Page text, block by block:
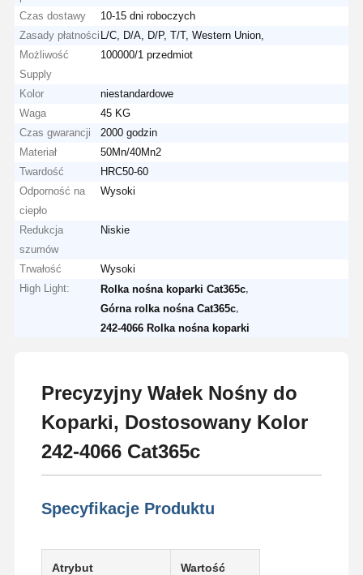
Czas dostawy
10-15 dni roboczych
Zasady płatności L/C, D/A, D/P, T/T, Western Union,
Możliwość
Supply
100000/1 przedmiot
Kolor
niestandardowe
Waga
45 KG
Czas gwarancji
2000 godzin
Materiał
50Mn/40Mn2
Twardość
HRC50-60
Odporność na
ciepło
Wysoki
Redukcja
szumów
Niskie
Trwałość
Wysoki
High Light:
Rolka nośna koparki Cat365c
Górna rolka nośna Cat365c
242-4066 Rolka nośna koparki
Precyzyjny Wałek Nośny do
Koparki, Dostosowany Kolor
242-4066 Cat365c
Specyfikacje Produktu
Atrybut Wartość